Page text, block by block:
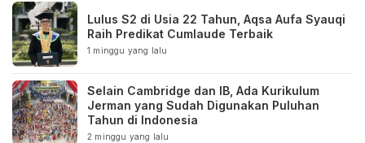
Lulus S2 di Usia 22 Tahun, Aqsa Aufa Syauqi
Raih Predikat Cumlaude Terbaik
1 minggu yang lalu
Selain Cambridge dan IB, Ada Kurikulum
Jerman yang Sudah Digunakan Puluhan
Tahun di Indonesia
2 minggu yang lalu